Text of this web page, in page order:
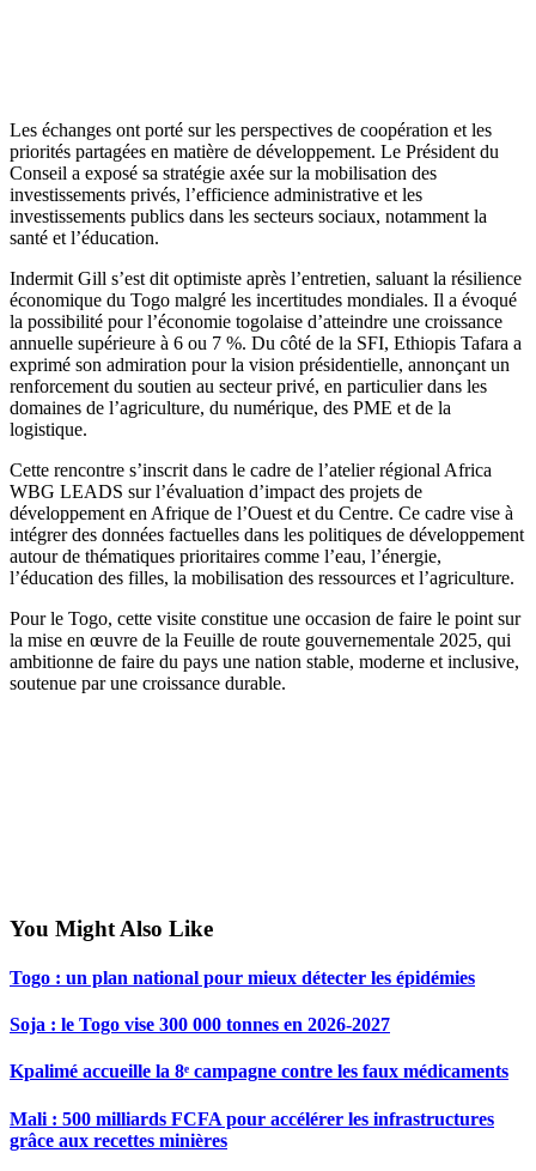
Les échanges ont porté sur les perspectives de coopération et les
priorités partagées en matière de développement. Le Président du
Conseil a exposé sa stratégie axée sur la mobilisation des
investissements privés, l’efficience administrative et les
investissements publics dans les secteurs sociaux, notamment la
santé et l’éducation.
Indermit Gill s’est dit optimiste après l’entretien, saluant la résilience
économique du Togo malgré les incertitudes mondiales. Il a évoqué
la possibilité pour l’économie togolaise d’atteindre une croissance
annuelle supérieure à 6 ou 7 %. Du côté de la SFI, Ethiopis Tafara a
exprimé son admiration pour la vision présidentielle, annonçant un
renforcement du soutien au secteur privé, en particulier dans les
domaines de l’agriculture, du numérique, des PME et de la
logistique.
Cette rencontre s’inscrit dans le cadre de l’atelier régional Africa
WBG LEADS sur l’évaluation d’impact des projets de
développement en Afrique de l’Ouest et du Centre. Ce cadre vise à
intégrer des données factuelles dans les politiques de développement
autour de thématiques prioritaires comme l’eau, l’énergie,
l’éducation des filles, la mobilisation des ressources et l’agriculture.
Pour le Togo, cette visite constitue une occasion de faire le point sur
la mise en œuvre de la Feuille de route gouvernementale 2025, qui
ambitionne de faire du pays une nation stable, moderne et inclusive,
soutenue par une croissance durable.
You Might Also Like
Togo : un plan national pour mieux détecter les épidémies
Soja : le Togo vise 300 000 tonnes en 2026-2027
Kpalimé accueille la 8ᵉ campagne contre les faux médicaments
Mali : 500 milliards FCFA pour accélérer les infrastructures
grâce aux recettes minières